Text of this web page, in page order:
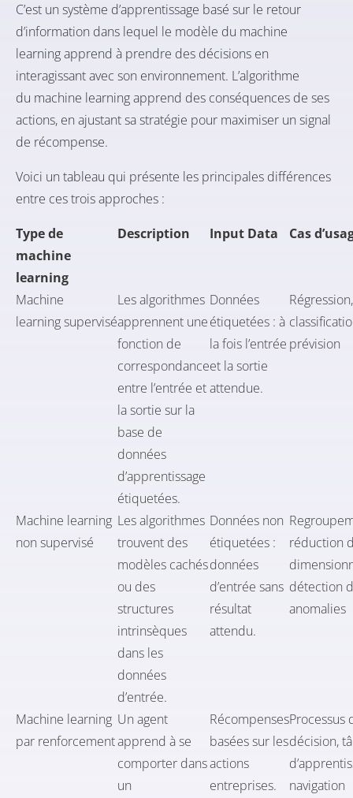
C’est un système d’apprentissage basé sur le retour
d’information dans lequel le modèle du machine
learning apprend à prendre des décisions en
interagissant avec son environnement. L’algorithme
du machine learning apprend des conséquences de ses
actions, en ajustant sa stratégie pour maximiser un signal
de récompense.
Voici un tableau qui présente les principales différences
entre ces trois approches :
Type de
machine
learning
Description Input Data Cas
Machine
learning supervisé
Les algorithmes
apprennent une
fonction de
correspondance
entre l’entrée et
la sortie sur la
base de
données
d’apprentissage
étiquetées.
Données
étiquetées : à
la fois l’entrée
et la sortie
attendue.
Régression,
prévision
Machine learning
non supervisé
Les algorithmes
trouvent des
modèles cachés
ou des
structures
intrinsèques
dans les
données
d’entrée.
Données non
étiquetées :
données
d’entrée sans
résultat
attendu.
réduction
détection
anomalies
Machine learning
par renforcement
Un agent
apprend à se
comporter dans
un
Récompenses
basées sur les
actions
entreprises.
Processus
décision,
navigation